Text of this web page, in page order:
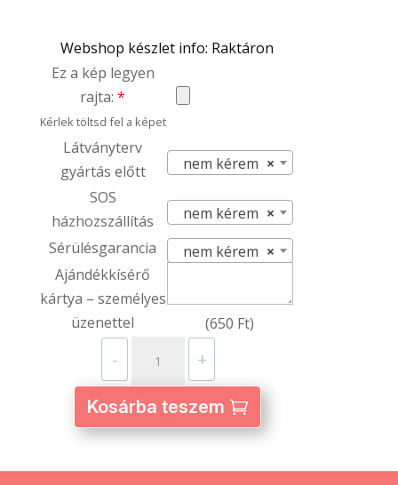
Webshop készlet info: Raktáron
Ez a kép legyen
rajta:*
Kérlek töltsd fel a képet
Látványterv
gyártás előtt
×
nem kérem
SOS
házhozszállítás
×
nem kérem
Sérülésgarancia
×
nem kérem
Ajándékkísérő
kártya – személyes
üzenettel
(650 Ft)
-
légfrissítő
–
egyedi
fényképpel
és
+
Kosárba teszem